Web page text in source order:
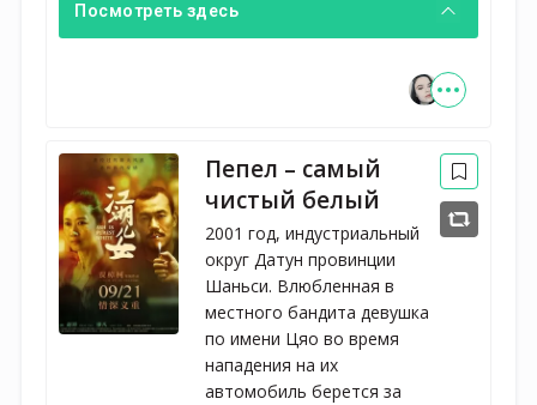
Посмотреть здесь
Пепел – самый
чистый белый
2001 год, индустриальный
округ Датун провинции
Шаньси. Влюбленная в
местного бандита девушка
по имени Цяо во время
нападения на их
автомобиль берется за